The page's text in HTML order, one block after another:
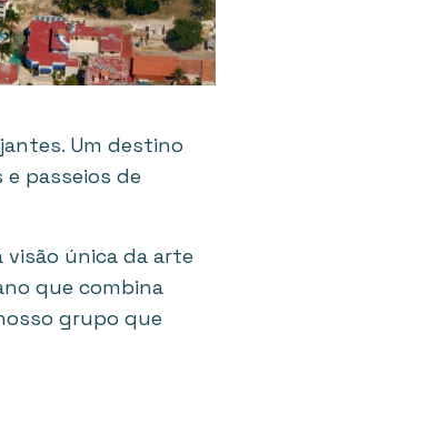
Um destino
passeios de
visão única da arte
que combina
grupo que